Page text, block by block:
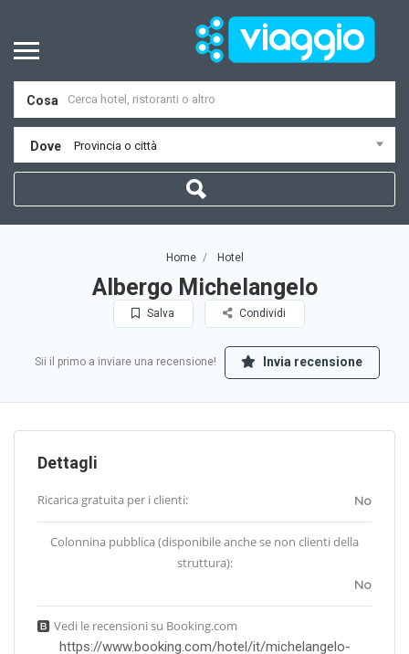
Cosa
Dove Provincia o città
Home Hotel
Albergo Michelangelo
Salva Condividi
Sii il primo a inviare una recensione! Invia recensione
Dettagli
Ricarica gratuita per i clienti: No
Colonnina pubblica (disponibile anche se non clienti della
struttura):
No
Vedi le recensioni su Booking.com
https://www.booking.com/hotel/it/michelangelo-